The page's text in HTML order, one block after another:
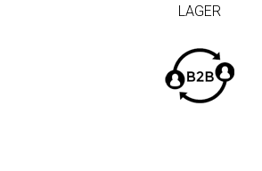
LAGER